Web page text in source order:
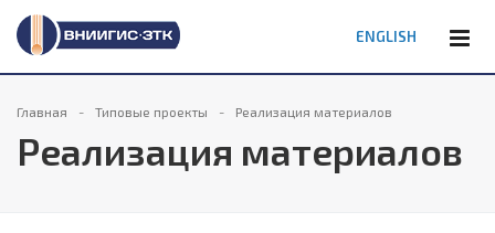
ENGLISH
Главная Типовые проекты Реализация материалов
Реализация материалов